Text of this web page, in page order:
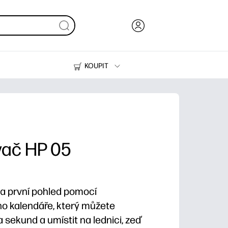
KOUPIT
Tiskárny
HP 05
první pohled pomocí
kalendáře, který můžete
a umístit na lednici, zeď